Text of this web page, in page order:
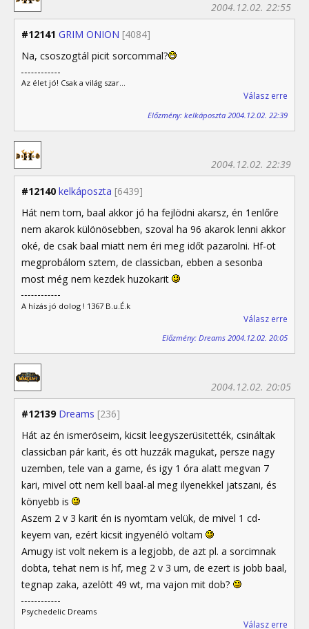
#12141 GRIM ONION [4084]
2004.12.02. 22:55
Na, csoszogtál picit sorcommal?
Az élet jó! Csak a világ szar...
Válasz erre
Előzmény: kelkáposzta 2004.12.02. 22:39
#12140 kelkáposzta [6439]
2004.12.02. 22:39
Hát nem tom, baal akkor jó ha fejlödni akarsz, én 1enlőre
nem akarok különösebben, szoval ha 96 akarok lenni akkor
oké, de csak baal miatt nem éri meg időt pazarolni. Hf-ot
megprobálom sztem, de classicban, ebben a sesonba
most még nem kezdek huzokarit
A hízás jó dolog ! 1367 B.u.É.k
Válasz erre
Előzmény: Dreams 2004.12.02. 20:05
#12139 Dreams [236]
2004.12.02. 20:05
Hát az én ismeröseim, kicsit leegyszerüsitették, csináltak
classicban pár karit, és ott huzzák magukat, persze nagy
uzemben, tele van a game, és igy 1 óra alatt megvan 7
kari, mivel ott nem kell baal-al meg ilyenekkel jatszani, és
könyebb is
Aszem 2 v 3 karit én is nyomtam velük, de mivel 1 cd-
keyem van, ezért kicsit ingyenélö voltam
Amugy ist volt nekem is a legjobb, de azt pl. a sorcimnak
dobta, tehat nem is hf, meg 2 v 3 um, de ezert is jobb baal,
tegnap zaka, azelött 49 wt, ma vajon mit dob?
Psychedelic Dreams
Válasz erre